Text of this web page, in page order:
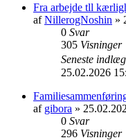
Fra arbejde tll
afNillerogNoshin »
0 Svar
305 Visninger
Seneste indlæg
25.02.2026
af gibora »
0 Svar
296 Visninger